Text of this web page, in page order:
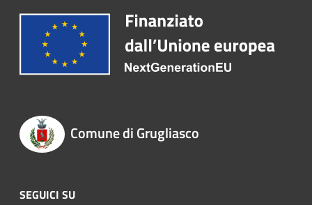
Comune di Grugliasco
SEGUICI SU